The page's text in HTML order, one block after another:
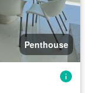
Penthouse